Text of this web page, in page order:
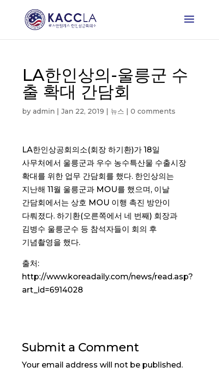
LA한인상의-울릉군 수
출 확대 간담회
by admin | Jan 22, 2019 | 뉴스 | 0 comments
LA한인상공회의소(회장 하기환)가 18일
사무처에서 울릉군과 우수 농수특산물 수출시장
확대를 위한 업무 간담회를 했다. 한인상의는
지난해 11월 울릉군과 MOU를 했으며, 이날
간담회에서는 상호 MOU 이행 촉진 방안이
다뤄졌다. 하기환(오른쪽에서 네 번째) 회장과
김병수 울릉군수 등 참석자들이 회의 후
기념촬영을 했다.
출처:
http://www.koreadaily.com/news/read.asp?
art_id=6914028
Submit a Comment
Your email address will not be published.